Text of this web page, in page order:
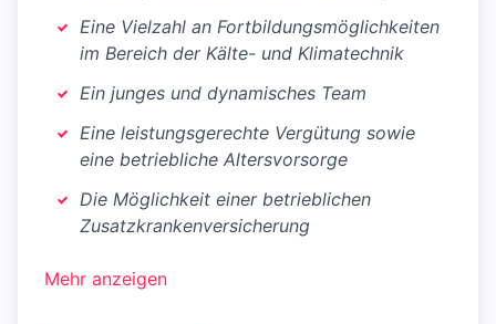
Eine Vielzahl an Fortbildungsmöglichkeiten
im Bereich der Kälte- und Klimatechnik
Ein junges und dynamisches Team
Eine leistungsgerechte Vergütung sowie
eine betriebliche Altersvorsorge
Die Möglichkeit einer betrieblichen
Zusatzkrankenversicherung
Mehr anzeigen